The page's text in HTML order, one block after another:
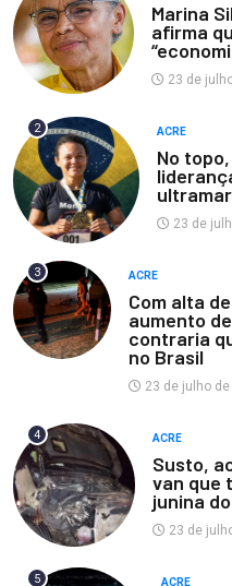
Marina
afirma
23 de
2 ACRE
No
23 de
3 ACRE
Com alta
aumento
contraria
no Brasil
23 de julho
4 ACRE
Susto,
van que
junina
23 de
5 ACRE